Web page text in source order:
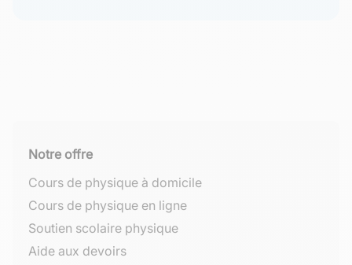
Notre offre
Cours de physique à domicile
Cours de physique en ligne
Soutien scolaire physique
Aide aux devoirs